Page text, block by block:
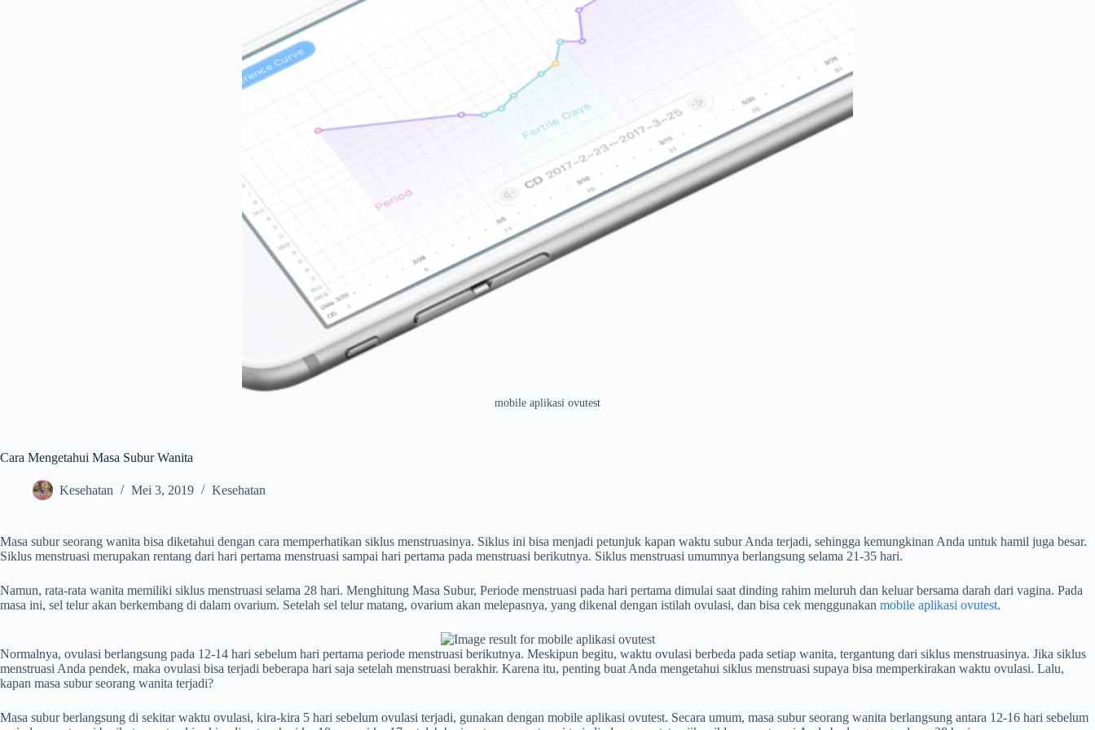
mobile aplikasi ovutest
Cara Mengetahui Masa Subur Wanita
Kesehatan Mei 3, 2019 Kesehatan
Masa subur seorang wanita bisa diketahui dengan cara memperhatikan siklus menstruasinya. Siklus ini bisa menjadi petunjuk kapan waktu subur Anda terjadi, sehingga kemungkinan Anda untuk hamil juga besar.
Siklus menstruasi merupakan rentang dari hari pertama menstruasi sampai hari pertama pada menstruasi berikutnya. Siklus menstruasi umumnya berlangsung selama 21-35 hari.
Namun, rata-rata wanita memiliki siklus menstruasi selama 28 hari. Menghitung Masa Subur, Periode menstruasi pada hari pertama dimulai saat dinding rahim meluruh dan keluar bersama darah dari vagina. Pada
masa ini, sel telur akan berkembang di dalam ovarium. Setelah sel telur matang, ovarium akan melepasnya, yang dikenal dengan istilah ovulasi, dan bisa cek menggunakan mobile aplikasi ovutest.
Normalnya, ovulasi berlangsung pada 12-14 hari sebelum hari pertama periode menstruasi berikutnya. Meskipun begitu, waktu ovulasi berbeda pada setiap wanita, tergantung dari siklus menstruasinya. Jika siklus
menstruasi Anda pendek, maka ovulasi bisa terjadi beberapa hari saja setelah menstruasi berakhir. Karena itu, penting buat Anda mengetahui siklus menstruasi supaya bisa memperkirakan waktu ovulasi. Lalu,
kapan masa subur seorang wanita terjadi?
Masa subur berlangsung di sekitar waktu ovulasi, kira-kira 5 hari sebelum ovulasi terjadi, gunakan dengan mobile aplikasi ovutest. Secara umum, masa subur seorang wanita berlangsung antara 12-16 hari sebelum